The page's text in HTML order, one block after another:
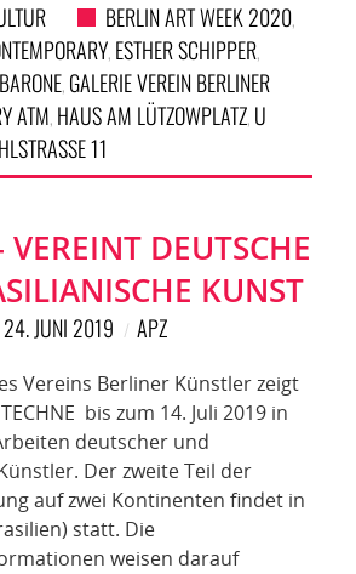
BERLIN ART WEEK 2020,
, ESTHER SCHIPPER,
, GALERIE VEREIN BERLINER
ATM, HAUS AM LÜTZOWPLATZ, U
11
VEREINT DEUTSCHE
KUNST
24. JUNI 2019 APZ
Vereins Berliner Künstler zeigt
bis zum 14. Juli 2019 in
deutscher und
Der zweite Teil der
auf zwei Kontinenten findet in
statt. Die
weisen darauf